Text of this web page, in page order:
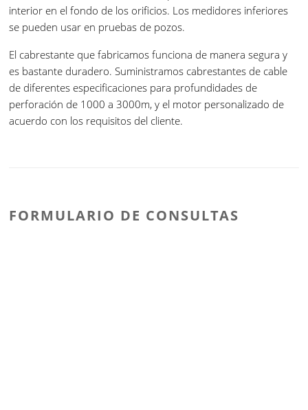
interior en el fondo de los orificios. Los medidores inferiores
se pueden usar en pruebas de pozos.
El cabrestante que fabricamos funciona de manera segura y
es bastante duradero. Suministramos cabrestantes de cable
de diferentes especificaciones para profundidades de
perforación de 1000 a 3000m, y el motor personalizado de
acuerdo con los requisitos del cliente.
FORMULARIO DE CONSULTAS